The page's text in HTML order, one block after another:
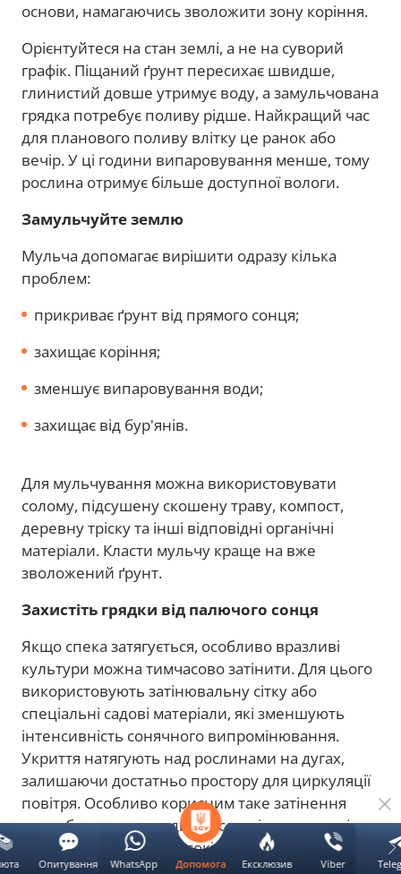
основи, намагаючись зволожити зону коріння.
Орієнтуйтеся на стан землі, а не на суворий
графік. Піщаний ґрунт пересихає швидше,
глинистий довше утримує воду, а замульчована
грядка потребує поливу рідше. Найкращий час
для планового поливу влітку це ранок або
вечір. У ці години випаровування менше, тому
рослина отримує більше доступної вологи.
Замульчуйте землю
Мульча допомагає вирішити одразу кілька
проблем:
прикриває ґрунт від прямого сонця;
захищає коріння;
зменшує випаровування води;
захищає від бур'янів.
Для мульчування можна використовувати
солому, підсушену скошену траву, компост,
деревну тріску та інші відповідні органічні
матеріали. Класти мульчу краще на вже
зволожений ґрунт.
Захистіть грядки від палючого сонця
Якщо спека затягується, особливо вразливі
культури можна тимчасово затінити. Для цього
використовують затінювальну сітку або
спеціальні садові матеріали, які зменшують
інтенсивність сонячного випромінювання.
Укриття натягують над рослинами на дугах,
залишаючи достатньо простору для циркуляції
повітря. Особливо корисним таке затінення
може бути для молодих рослин і культур, які
погано переносять високі температури.
Допомога Ексклюзив Viber
Опитування WhatsApp